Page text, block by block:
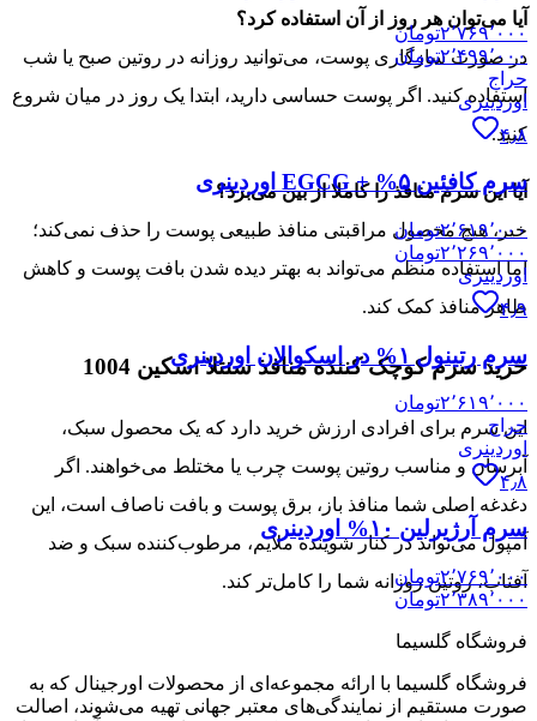
آیا می‌توان هر روز از آن استفاده کرد؟
در صورت سازگاری پوست، می‌توانید روزانه در روتین صبح یا شب
استفاده کنید. اگر پوست حساسی دارید، ابتدا یک روز در میان شروع
کنید.
آیا این سرم منافذ را کاملا از بین می‌برد؟
خیر، هیچ محصول مراقبتی منافذ طبیعی پوست را حذف نمی‌کند؛
اما استفاده منظم می‌تواند به بهتر دیده شدن بافت پوست و کاهش
ظاهر منافذ کمک کند.
خرید سرم کوچک کننده منافذ سنتلا اسکین 1004
این سرم برای افرادی ارزش خرید دارد که یک محصول سبک،
آبرسان و مناسب روتین پوست چرب یا مختلط می‌خواهند. اگر
دغدغه اصلی شما منافذ باز، برق پوست و بافت ناصاف است، این
آمپول می‌تواند در کنار شوینده ملایم، مرطوب‌کننده سبک و ضد
آفتاب، روتین روزانه شما را کامل‌تر کند.
۲٬۷۶۹٬۰۰۰تومان
۲٬۴۹۹٬۰۰۰تومان
حراج
اوردینری
۴٫۸
سرم کافئین ۵% + EGCG اوردینری
۲٬۶۱۹٬۰۰۰تومان
۲٬۲۶۹٬۰۰۰تومان
اوردینری
۴٫۹
سرم رتینول ۱% در اسکوالان اوردینری
۲٬۶۱۹٬۰۰۰تومان
حراج
اوردینری
۴٫۸
سرم آرژیرلین ۱۰% اوردینری
۲٬۷۶۹٬۰۰۰تومان
۲٬۳۸۹٬۰۰۰تومان
فروشگاه گلسیما
فروشگاه گلسیما با ارائه مجموعه‌ای از محصولات اورجینال که به
صورت مستقیم از نمایندگی‌های معتبر جهانی تهیه می‌شوند، اصالت